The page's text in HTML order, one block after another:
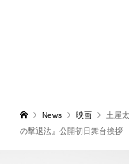
News 映画
土屋
の撃退法』公開初日舞台挨拶